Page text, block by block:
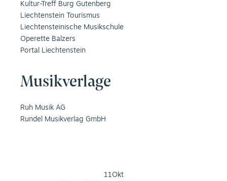
Kultur-Treff Burg Gutenberg
Liechtenstein Tourismus
Liechtensteinische Musikschule
Operette Balzers
Portal Liechtenstein
Musikverlage
Ruh Musik AG
Rundel Musikverlag GmbH
11Okt